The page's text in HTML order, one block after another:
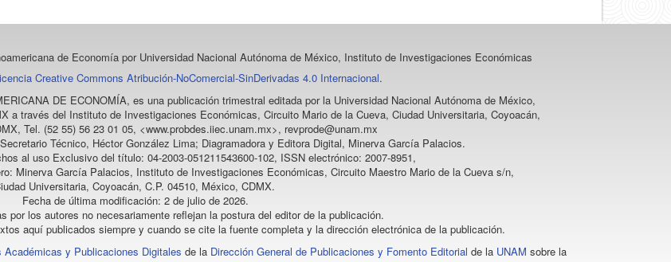
de Economía por Universidad Nacional Autónoma de México, Instituto de Investigaciones Económicas
Creative Commons Atribución-NoComercial-SinDerivadas 4.0 Internacional.
DE ECONOMÍA, es una publicación trimestral editada por la Universidad Nacional Autónoma de México,
a través del Instituto de Investigaciones Económicas, Circuito Mario de la Cueva, Ciudad Universitaria, Coyoacán,
Tel. (52 55) 56 23 01 05, <www.probdes.iiec.unam.mx>, revprode@unam.mx
Técnico, Héctor González Lima; Diagramadora y Editora Digital, Minerva García Palacios.
al uso Exclusivo del título: 04-2003-051211543600-102, ISSN electrónico: 2007-8951,
Minerva García Palacios, Instituto de Investigaciones Económicas, Circuito Maestro Mario de la Cueva s/n,
Universitaria, Coyoacán, C.P. 04510, México, CDMX.
Fecha de última modificación: 2 de julio de 2026.
por los autores no necesariamente reflejan la postura del editor de la publicación.
aquí publicados siempre y cuando se cite la fuente completa y la dirección electrónica de la publicación.
y Publicaciones Digitales de la Dirección General de Publicaciones y Fomento Editorial de la UNAM sobre la